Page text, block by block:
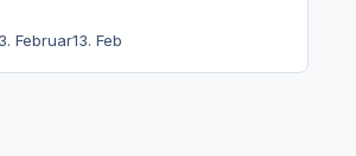
Februar13. Feb